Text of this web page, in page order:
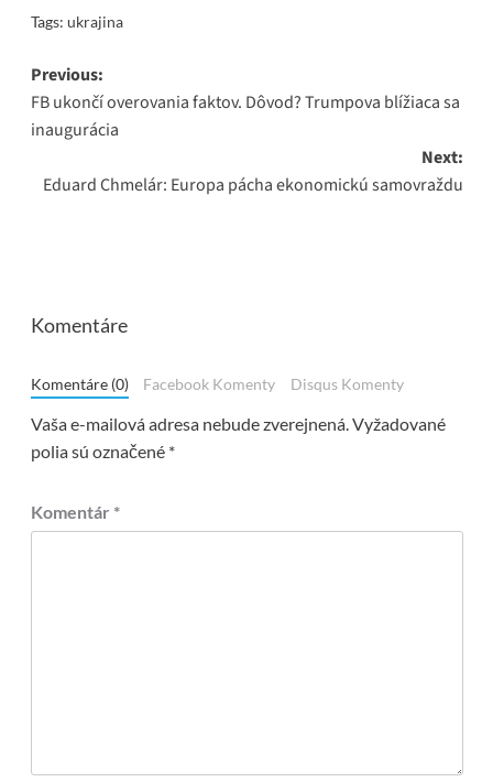
Tags: ukrajina
Post
navigation
Previous:
FB ukončí overovania faktov. Dôvod? Trumpova blížiaca sa
inaugurácia
Next:
Eduard Chmelár: Europa pácha ekonomickú samovraždu
Komentáre
Komentáre (0) Facebook Komenty Disqus Komenty
Vaša e-mailová adresa nebude zverejnená.Vyžadované
polia sú označené *
Komentár *